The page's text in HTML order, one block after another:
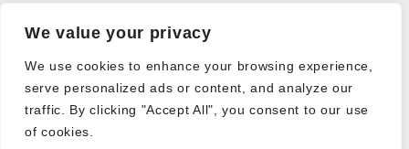
We value your privacy
We use cookies to enhance your browsing experience,
serve personalized ads or content, and analyze our
traffic. By clicking "Accept All", you consent to our use
of cookies.